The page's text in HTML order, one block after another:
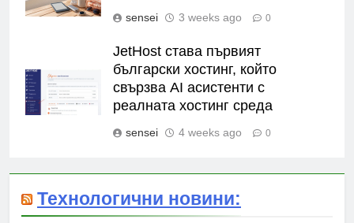
sensei 3 weeks ago 0
JetHost става първият
български хостинг, който
свързва AI асистенти с
реалната хостинг среда
sensei 4 weeks ago 0
Технологични новини: